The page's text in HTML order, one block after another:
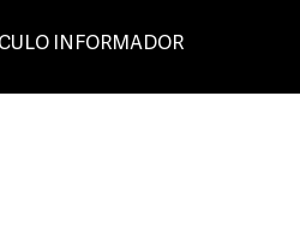
INFORMADOR